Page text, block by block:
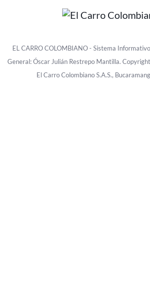
EL CARRO COLOMBIANO - Sistema
General: Óscar Julián Restrepo Mantilla.
El Carro Colombiano S.A.S.,